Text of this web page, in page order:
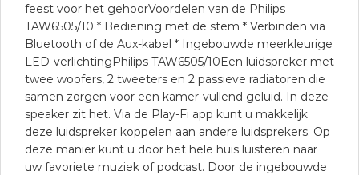
feest voor het gehoorVoordelen van de Philips
TAW6505/10 * Bediening met de stem * Verbinden via
Bluetooth of de Aux-kabel * Ingebouwde meerkleurige
LED-verlichtingPhilips TAW6505/10Een luidspreker met
twee woofers, 2 tweeters en 2 passieve radiatoren die
samen zorgen voor een kamer-vullend geluid. In deze
speaker zit het. Via de Play-Fi app kunt u makkelijk
deze luidspreker koppelen aan andere luidsprekers. Op
deze manier kunt u door het hele huis luisteren naar
uw favoriete muziek of podcast. Door de ingebouwde